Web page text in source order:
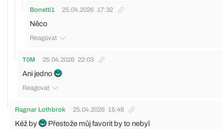
Bonetti1 25.04.2026 17:32
Něco
Reagovat
T0M 25.04.2026 22:03
Ani jedno
Reagovat
Ragnar Lothbrok 25.04.2026 15:48
Kéž by Přestože můj favorit by to nebyl